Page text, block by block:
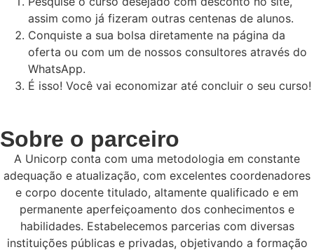
assim como já fizeram outras centenas de alunos.
Conquiste a sua bolsa diretamente na página da
oferta ou com um de nossos consultores através do
WhatsApp.
É isso! Você vai economizar até concluir o seu curso!
Sobre o parceiro
A Unicorp conta com uma metodologia em constante
adequação e atualização, com excelentes coordenadores
e corpo docente titulado, altamente qualificado e em
permanente aperfeiçoamento dos conhecimentos e
habilidades. Estabelecemos parcerias com diversas
instituições públicas e privadas, objetivando a formação